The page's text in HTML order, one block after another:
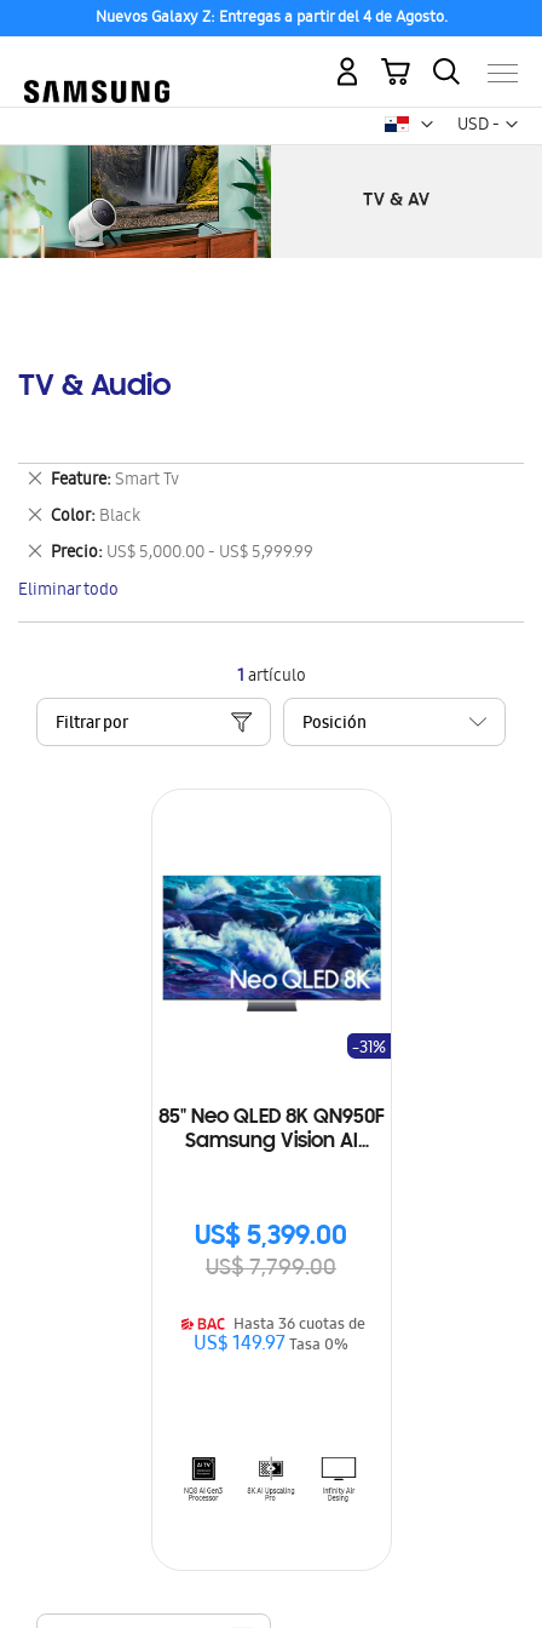
Nuevos Galaxy Z: Entregas a partir del 4 de Agosto.
USD -
dólar
Mi carrito
TV & Audio
1artículo
Filtrar por
85" Neo QLED 8K QN950F
Samsung Vision AI
US$ 5,399.00
US$ 7,799.00
-31%
Hasta 36 cuotas de
US$ 149.97Tasa 0%
Feature Smart Tv
Eliminar
este
artículo
Color Black
Eliminar
este
artículo
Precio US$ 5,000.00 - US$ 5,999.99
Eliminar
este
artículo
Eliminar todo